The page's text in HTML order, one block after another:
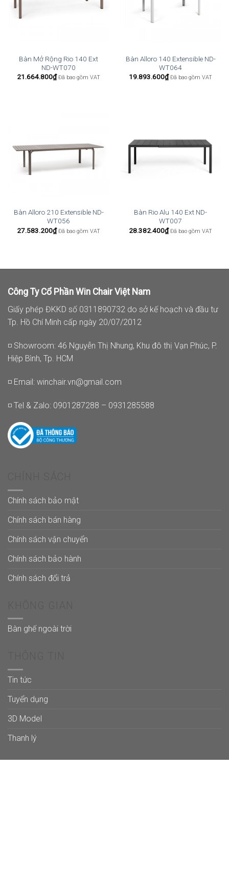
Bàn Mở Rộng Rio 140 Ext
ND-WT070
21.664.800₫ Đã bao gồm VAT
Bàn Alloro 140 Extensible ND-
WT064
19.893.600₫ Đã bao gồm VAT
Bàn Alloro 210 Extensible ND-
WT056
27.583.200₫ Đã bao gồm VAT
Bàn Rio Alu 140 Ext ND-
WT007
28.382.400₫ Đã bao gồm VAT
Công Ty Cổ Phần Win Chair Việt Nam
Giấy phép ĐKKD số 0311890732 do sở kế hoạch và đầu tư
Tp. Hồ Chí Minh cấp ngày 20/07/2012
◽ Showroom: 46 Nguyễn Thị Nhung, Khu đô thị Vạn Phúc, P.
Hiệp Bình, Tp. HCM
◽ Email: winchair.vn@gmail.com
◽ Tel & Zalo: 0901287288 – 0931285588
Chính sách bảo mật
Chính sách bán hàng
Chính sách vận chuyển
Chính sách bảo hành
Chính sách đổi trả
Bàn ghế ngoài trời
Tin tức
Tuyển dụng
3D Model
Thanh lý